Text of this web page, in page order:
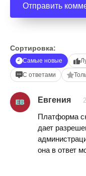
Сортировка:
Самые новые
С ответами
Евгения
Платформа
дает
она в ответ